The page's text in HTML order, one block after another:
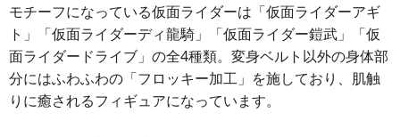
モチーフになっている仮面ライダーは「仮面ライダーアギ
ト」「仮面ライダーディ龍騎」「仮面ライダー鎧武」「仮
面ライダードライブ」の全4種類。変身ベルト以外の身体部
分にはふわふわの「フロッキー加工」を施しており、肌触
りに癒されるフィギュアになっています。